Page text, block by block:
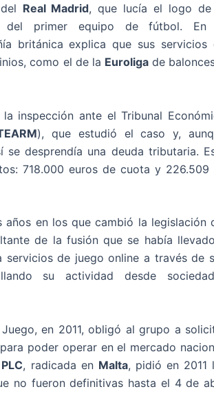
Real Madrid, que lucía el logo
del primer equipo de fútbol. En
británica explica que sus servicios
como el de la Euroligade
inspección ante el Tribunal
), que estudió el caso y,
desprendía una deuda tributaria.
718.000 euros de cuota y 226.509
en los que cambió la legislación
de la fusión que se había
servicios de juego online a través de
su actividad desde
en 2011, obligó al grupo a
para poder operar en el mercado
, radicada en Malta, pidió en 2011
no fueron definitivas hasta el 4 de